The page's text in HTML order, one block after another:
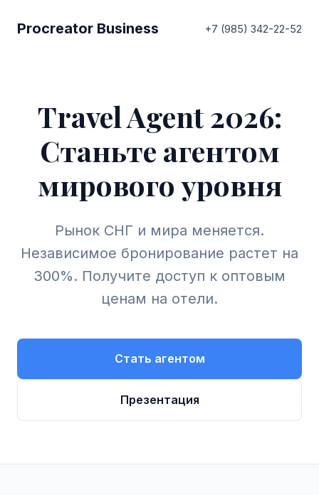
Procreator Business +7 (985) 342-22-52
Travel Agent 2026:
Станьте агентом
мирового уровня
Рынок СНГ и мира меняется.
Независимое бронирование растет на
300%. Получите доступ к оптовым
ценам на отели.
Стать агентом
Презентация